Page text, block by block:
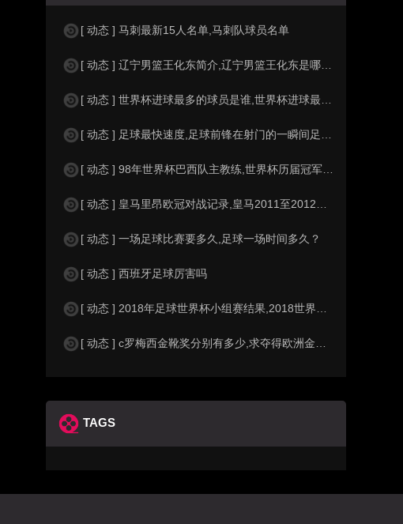
[ 动态 ] 马刺最新15人名单,马刺队球员名单
[ 动态 ] 辽宁男篮王化东简介,辽宁男篮王化东是哪里人？
[ 动态 ] 世界杯进球最多的球员是谁,世界杯进球最多的球员是谁？
[ 动态 ] 足球最快速度,足球前锋在射门的一瞬间足球的速度有多快？？
[ 动态 ] 98年世界杯巴西队主教练,世界杯历届冠军球队教练
[ 动态 ] 皇马里昂欧冠对战记录,皇马2011至2012欧冠赛程&nbs
[ 动态 ] 一场足球比赛要多久,足球一场时间多久？
[ 动态 ] 西班牙足球厉害吗
[ 动态 ] 2018年足球世界杯小组赛结果,2018世界杯中国进入a组
[ 动态 ] c罗梅西金靴奖分别有多少,求夺得欧洲金靴奖与各大联赛金靴奖最
TAGS